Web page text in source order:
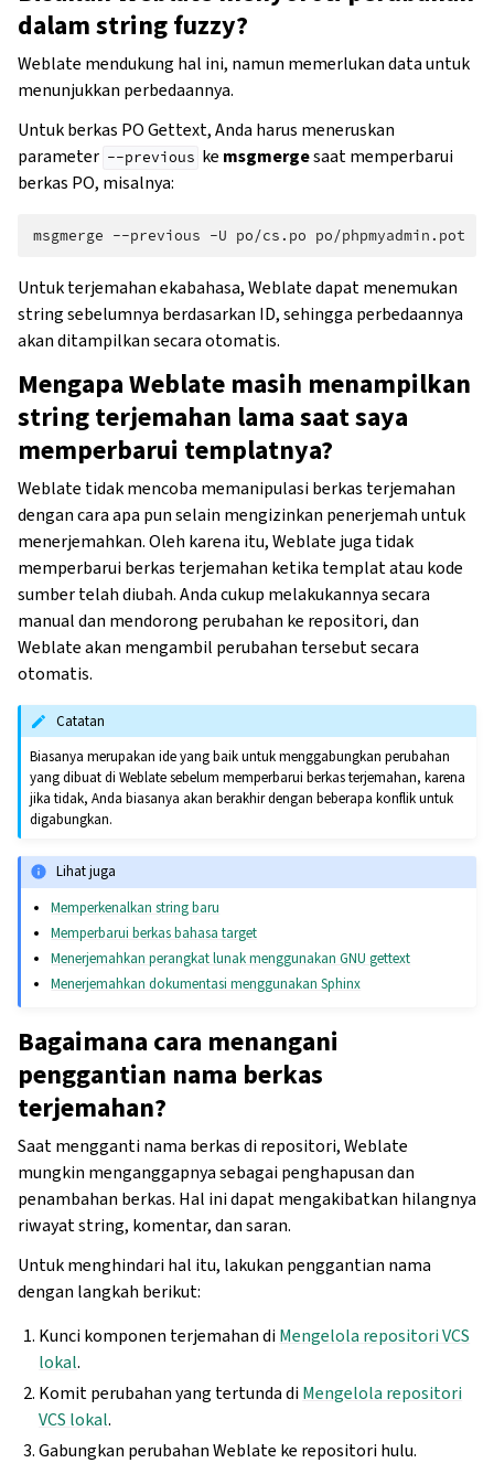
dalam string fuzzy?
Weblate mendukung hal ini, namun memerlukan data untuk
menunjukkan perbedaannya.
Untuk berkas PO Gettext, Anda harus meneruskan
parameter --previous ke msgmergesaat memperbarui
berkas PO, misalnya:
msgmerge --previous -U po/cs.po
Untuk terjemahan ekabahasa, Weblate dapat menemukan
string sebelumnya berdasarkan ID, sehingga perbedaannya
akan ditampilkan secara otomatis.
Mengapa Weblate masih menampilkan
string terjemahan lama saat saya
memperbarui templatnya?
Weblate tidak mencoba memanipulasi berkas terjemahan
dengan cara apa pun selain mengizinkan penerjemah untuk
menerjemahkan. Oleh karena itu, Weblate juga tidak
memperbarui berkas terjemahan ketika templat atau kode
sumber telah diubah. Anda cukup melakukannya secara
manual dan mendorong perubahan ke repositori, dan
Weblate akan mengambil perubahan tersebut secara
otomatis.
Catatan
Biasanya merupakan ide yang baik untuk menggabungkan perubahan
yang dibuat di Weblate sebelum memperbarui berkas terjemahan, karena
jika tidak, Anda biasanya akan berakhir dengan beberapa konflik untuk
digabungkan.
Lihat juga
Memperkenalkan string baru
Memperbarui berkas bahasa target
Menerjemahkan perangkat lunak menggunakan GNU gettext
Menerjemahkan dokumentasi menggunakan Sphinx
Bagaimana cara menangani
penggantian nama berkas
terjemahan?
Saat mengganti nama berkas di repositori, Weblate
mungkin menganggapnya sebagai penghapusan dan
penambahan berkas. Hal ini dapat mengakibatkan hilangnya
riwayat string, komentar, dan saran.
Untuk menghindari hal itu, lakukan penggantian nama
dengan langkah berikut:
Kunci komponen terjemahan diMengelola repositori VCS
lokal.
Komit perubahan yang tertunda diMengelola repositori
VCS lokal.
Gabungkan perubahan Weblate ke repositori hulu.